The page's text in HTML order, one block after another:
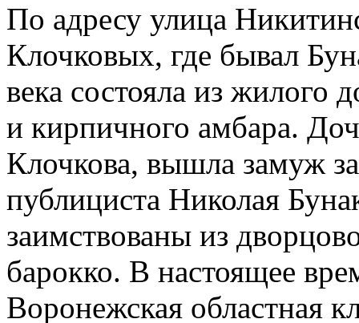
По адресу улица
Клочковых, где бывал
века состояла из жилого
и кирпичного амбара.
Клочкова, вышла замуж за
публициста Николая
заимствованы из
барокко. В настоящее
Воронежская областная